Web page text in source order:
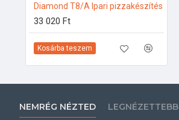
Diamond T8/A Ipari pizzakészítés
33 020 Ft
Kosárba teszem
NEMRÉG NÉZTED LEGNÉZETTEBB